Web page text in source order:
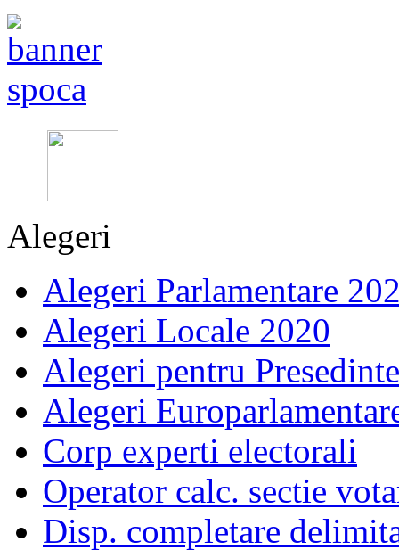
Alegeri
Alegeri Parlamentare
Alegeri Locale 2020
Alegeri pentru
Alegeri
Corp experti electorali
Operator calc. sectie
Disp. completare